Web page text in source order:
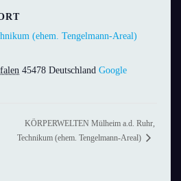
(ehem. Tengelmann-Areal)
45478 Deutschland Google
KÖRPERWELTEN Mülheim a.d. Ruhr,
Technikum (ehem. Tengelmann-Areal)